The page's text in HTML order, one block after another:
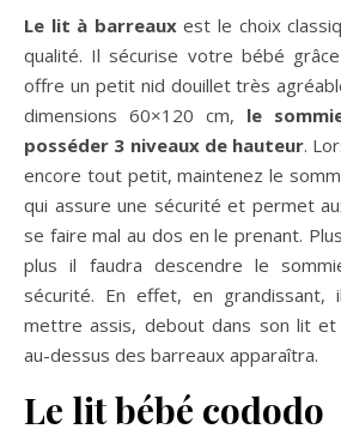
Le lit à barreauxest le choix
qualité. Il sécurise votre bébé
offre un petit nid douillet très
dimensions 60×120 cm, le
posséder 3 niveaux de hauteur.
encore tout petit, maintenez le
qui assure une sécurité et permet
se faire mal au dos en le prenant.
plus il faudra descendre le
sécurité. En effet, en grandissant,
mettre assis, debout dans son lit
au-dessus des barreaux apparaîtra.
Le lit bébé cododo